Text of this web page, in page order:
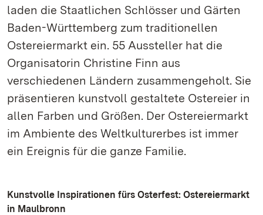
laden die Staatlichen Schlösser und Gärten
Baden-Württemberg zum traditionellen
Ostereiermarkt ein. 55 Aussteller hat die
Organisatorin Christine Finn aus
verschiedenen Ländern zusammengeholt. Sie
präsentieren kunstvoll gestaltete Ostereier in
allen Farben und Größen. Der Ostereiermarkt
im Ambiente des Weltkulturerbes ist immer
ein Ereignis für die ganze Familie.
Kunstvolle Inspirationen fürs Osterfest: Ostereiermarkt
in Maulbronn